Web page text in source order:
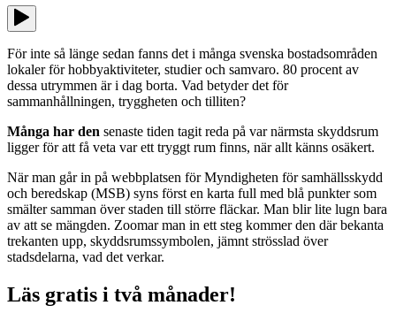
För inte så länge sedan fanns det i många svenska bostadsområden
lokaler för hobbyaktiviteter, studier och samvaro. 80 procent av
dessa utrymmen är i dag borta. Vad betyder det för
sammanhållningen, tryggheten och tilliten?
Många har den senaste tiden tagit reda på var närmsta skyddsrum
ligger för att få veta var ett tryggt rum finns, när allt känns osäkert.
När man går in på webbplatsen för Myndigheten för samhällsskydd
och beredskap (MSB) syns först en karta full med blå punkter som
smälter samman över staden till större fläckar. Man blir lite lugn bara
av att se mängden. Zoomar man in ett steg kommer den där bekanta
trekanten upp, skyddsrumssymbolen, jämnt strösslad över
stadsdelarna, vad det verkar.
Läs gratis i två månader!